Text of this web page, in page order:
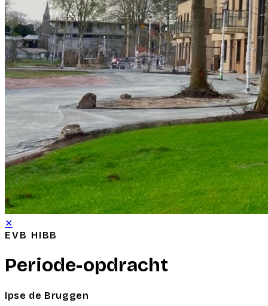
✕
EVB HIBB
Periode-opdracht
Ipse de Bruggen